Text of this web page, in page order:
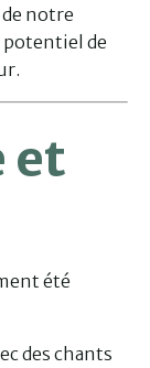
notre
potentiel de
et
été
des chants